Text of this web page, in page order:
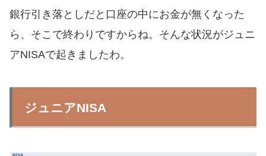
銀行引き落としだと口座の中にお金が無くなった
ら、そこで終わりですからね。そんな状況がジュニ
アNISAで起きましたわ。
ジュニアNISA